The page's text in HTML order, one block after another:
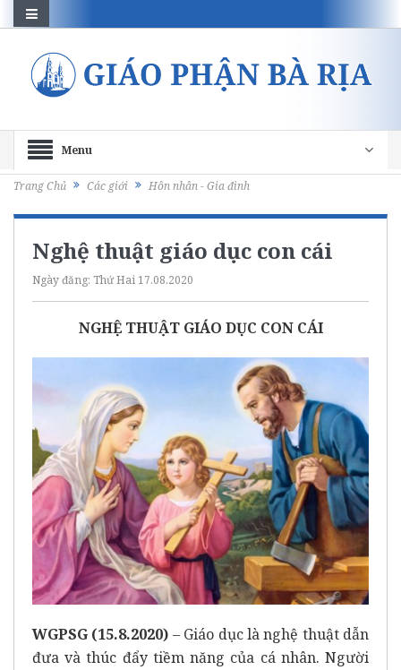
Menu
Trang Chủ Các giới Hôn nhân - Gia đình
Nghệ thuật giáo dục con cái
Ngày đăng: Thứ Hai 17.08.2020
NGHỆ THUẬT GIÁO DỤC CON CÁI
WGPSG (15.8.2020) – Giáo dục là nghệ thuật dẫn
đưa và thúc đẩy tiềm năng của cá nhân. Người